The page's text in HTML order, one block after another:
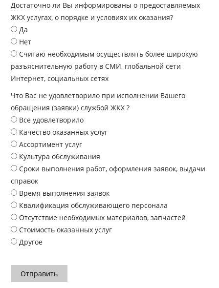
Достаточно ли Вы информированы о предоставляемых
ЖКХ услугах, о порядке и условиях их оказания?
Да
Нет
Считаю необходимым осуществлять более широкую
разъяснительную работу в СМИ, глобальной сети
Интернет, социальных сетях
Что Вас не удовлетворило при исполнении Вашего
обращения (заявки) службой ЖКХ ?
Все удовлетворило
Качество оказанных услуг
Ассортимент услуг
Культура обслуживания
Сроки выполнения работ, оформления заявок, выдачи
справок
Время выполнения заявок
Квалификация обслуживающего персонала
Отсутствие необходимых материалов, запчастей
Стоимость оказанных услуг
Другое
Отправить